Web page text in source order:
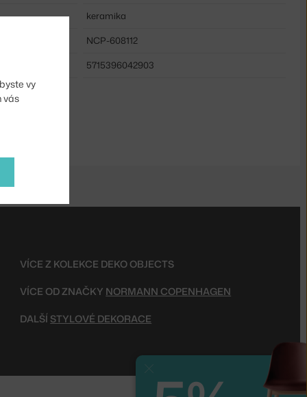
keramika
NCP-608112
5715396042903
VÍCE Z KOLEKCE DEKO OBJECTS
VÍCE OD ZNAČKY NORMANN COPENHAGEN
DALŠÍ STYLOVÉ DEKORACE
vy
vás